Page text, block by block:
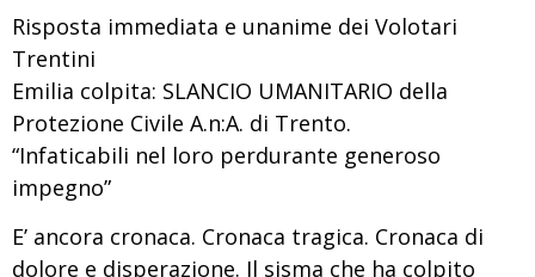
Risposta immediata e unanime dei Volotari
Trentini
Emilia colpita: SLANCIO UMANITARIO della
Protezione Civile A.n:A. di Trento.
“Infaticabili nel loro perdurante generoso
impegno”
E’ ancora cronaca. Cronaca tragica. Cronaca di
dolore e disperazione. Il sisma che ha colpito